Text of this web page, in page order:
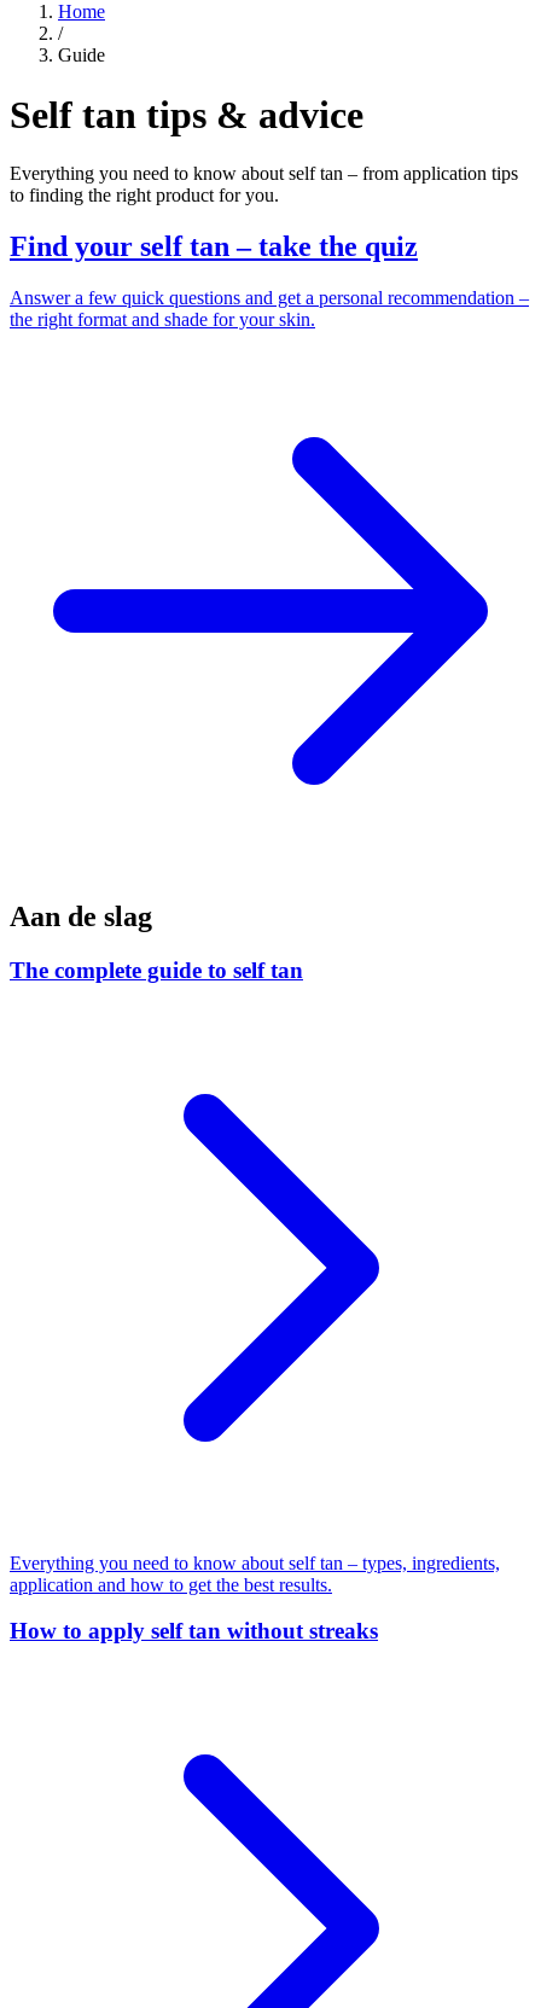
Home
/
Guide
Self tan tips & advice
Everything you need to know about self tan – from application tips
to finding the right product for you.
Find your self tan – take the quiz
Answer a few quick questions and get a personal recommendation –
the right format and shade for your skin.
Aan de slag
The complete guide to self tan
Everything you need to know about self tan – types, ingredients,
application and how to get the best results.
How to apply self tan without streaks